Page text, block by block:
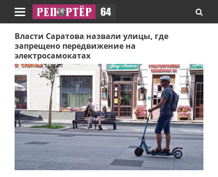
Навигация
Власти Саратова назвали улицы, где
запрещено передвижение на
электросамокатах